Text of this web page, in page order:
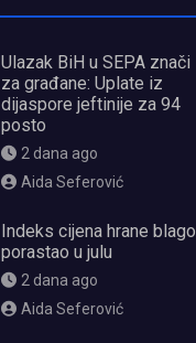
Ulazak BiH u SEPA znači
za građane: Uplate iz
dijaspore jeftinije za 94
posto
2 dana ago
Aida Seferović
Indeks cijena hrane blago
porastao u julu
2 dana ago
Aida Seferović